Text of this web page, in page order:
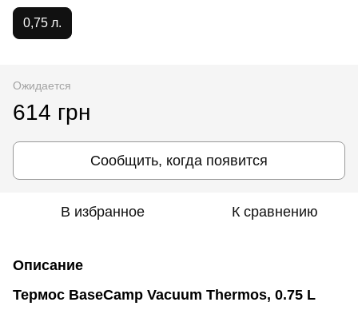
0,75 л.
Ожидается
614 грн
Сообщить, когда появится
В избранное К сравнению
Описание
Термос BaseCamp Vacuum Thermos, 0.75 L